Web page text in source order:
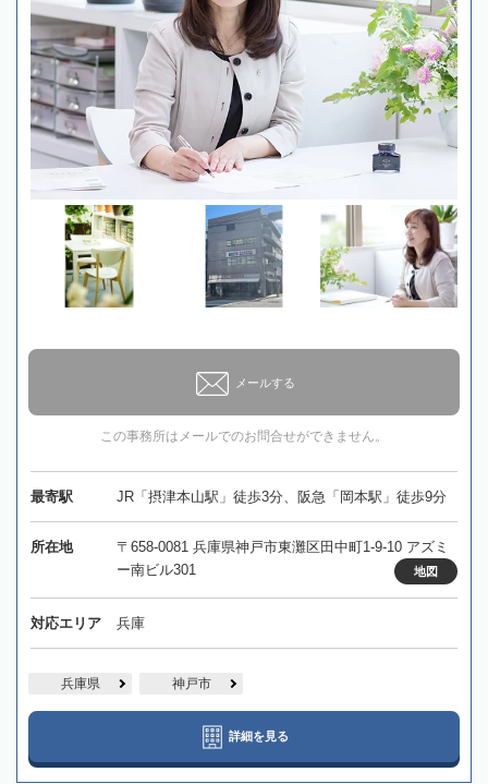
メールする
この事務所はメールでのお問合せができません。
最寄駅 JR「摂津本山駅」徒歩3分、阪急「岡本駅」徒歩9分
所在地
〒658-0081 兵庫県神戸市東灘区田中町1-9-10 アズミ
ー南ビル301
地図
対応エリア 兵庫
兵庫県 神戸市
詳細を見る